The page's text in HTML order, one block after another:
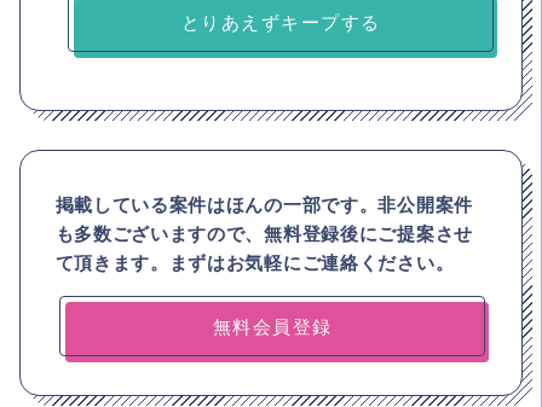
とりあえずキープする
掲載している案件はほんの一部です。非公開案件
も多数ございますので、無料登録後にご提案させ
て頂きます。まずはお気軽にご連絡ください。
無料会員登録